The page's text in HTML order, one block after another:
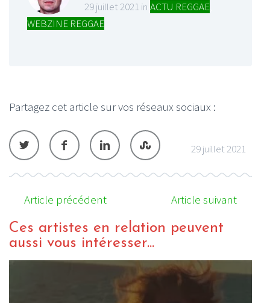
29 juillet 2021 in ACTU REGGAE
WEBZINE REGGAE
Partagez cet article sur vos réseaux sociaux :
29 juillet 2021
Article précédent Article suivant
Ces artistes en relation peuvent
aussi vous intéresser...